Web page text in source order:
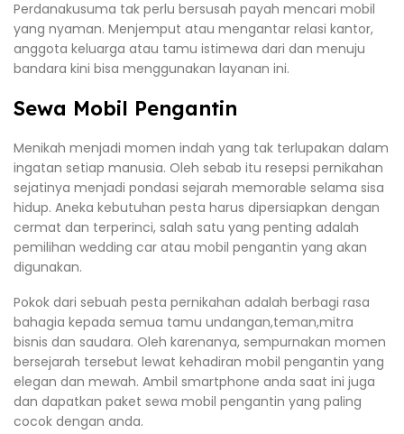
Perdanakusuma tak perlu bersusah payah mencari mobil
yang nyaman. Menjemput atau mengantar relasi kantor,
anggota keluarga atau tamu istimewa dari dan menuju
bandara kini bisa menggunakan layanan ini.
Sewa Mobil Pengantin
Menikah menjadi momen indah yang tak terlupakan dalam
ingatan setiap manusia. Oleh sebab itu resepsi pernikahan
sejatinya menjadi pondasi sejarah memorable selama sisa
hidup. Aneka kebutuhan pesta harus dipersiapkan dengan
cermat dan terperinci, salah satu yang penting adalah
pemilihan wedding car atau mobil pengantin yang akan
digunakan.
Pokok dari sebuah pesta pernikahan adalah berbagi rasa
bahagia kepada semua tamu undangan,teman,mitra
bisnis dan saudara. Oleh karenanya, sempurnakan momen
bersejarah tersebut lewat kehadiran mobil pengantin yang
elegan dan mewah. Ambil smartphone anda saat ini juga
dan dapatkan paket sewa mobil pengantin yang paling
cocok dengan anda.